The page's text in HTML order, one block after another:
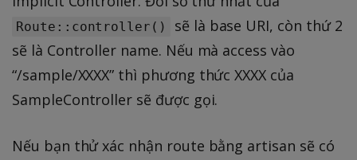
Route::controller()
sẽ là base URI, còn thứ 2
sẽ là Controller name. Nếu mà access vào
“/sample/XXXX” thì phương thức XXXX của
SampleController sẽ được gọi.
Nếu bạn thử xác nhận route bằng artisan sẽ có